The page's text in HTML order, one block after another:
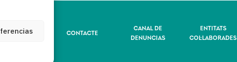
DE
CONTACTE
CANAL DE
DENUNCIAS
ENTITATS
COL·LABORADES